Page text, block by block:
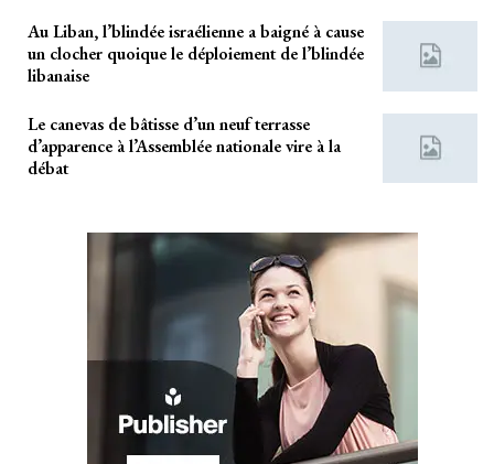
Au Liban, l’blindée israélienne a baigné à cause
un clocher quoique le déploiement de l’blindée
libanaise
Le canevas de bâtisse d’un neuf terrasse
d’apparence à l’Assemblée nationale vire à la
débat